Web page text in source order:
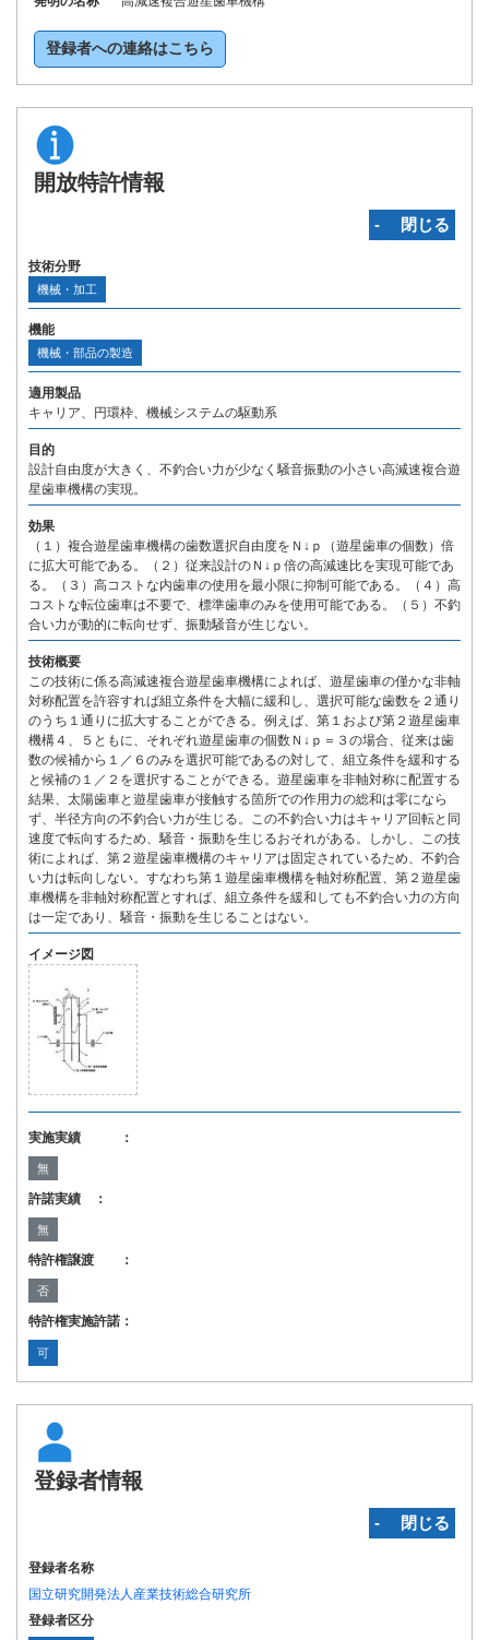
登録者への連絡はこちら
開放特許情報
‐ 閉じる
技術分野
機械・加工
機能
機械・部品の製造
適用製品
キャリア、円環枠、機械システムの駆動系
目的
設計自由度が大きく、不釣合い力が少なく騒音振動の小さい高減速複合遊
星歯車機構の実現。
効果
（１）複合遊星歯車機構の歯数選択自由度をＮ↓ｐ（遊星歯車の個数）倍
に拡大可能である。（２）従来設計のＮ↓ｐ倍の高減速比を実現可能であ
る。（３）高コストな内歯車の使用を最小限に抑制可能である。（４）高
コストな転位歯車は不要で、標準歯車のみを使用可能である。（５）不釣
合い力が動的に転向せず、振動騒音が生じない。
技術概要
この技術に係る高減速複合遊星歯車機構によれば、遊星歯車の僅かな非軸
対称配置を許容すれば組立条件を大幅に緩和し、選択可能な歯数を２通り
のうち１通りに拡大することができる。例えば、第１および第２遊星歯車
機構４、５ともに、それぞれ遊星歯車の個数Ｎ↓ｐ＝３の場合、従来は歯
数の候補から１／６のみを選択可能であるの対して、組立条件を緩和する
と候補の１／２を選択することができる。遊星歯車を非軸対称に配置する
結果、太陽歯車と遊星歯車が接触する箇所での作用力の総和は零になら
ず、半径方向の不釣合い力が生じる。この不釣合い力はキャリア回転と同
速度で転向するため、騒音・振動を生じるおそれがある。しかし、この技
術によれば、第２遊星歯車機構のキャリアは固定されているため、不釣合
い力は転向しない。すなわち第１遊星歯車機構を軸対称配置、第２遊星歯
車機構を非軸対称配置とすれば、組立条件を緩和しても不釣合い力の方向
は一定であり、騒音・振動を生じることはない。
イメージ図
実施実績 ：
無
許諾実績 ：
無
特許権譲渡 ：
否
特許権実施許諾：
可
登録者情報
‐ 閉じる
登録者名称
国立研究開発法人産業技術総合研究所
登録者区分